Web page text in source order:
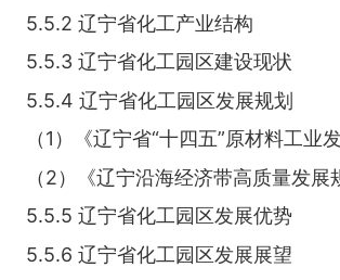
5.5.2 辽宁省化工产业结构
5.5.3 辽宁省化工园区建设现状
5.5.4 辽宁省化工园区发展规划
（1）《辽宁省“十四五”原材料工业
（2）《辽宁沿海经济带高质量发展
5.5.5 辽宁省化工园区发展优势
5.5.6 辽宁省化工园区发展展望